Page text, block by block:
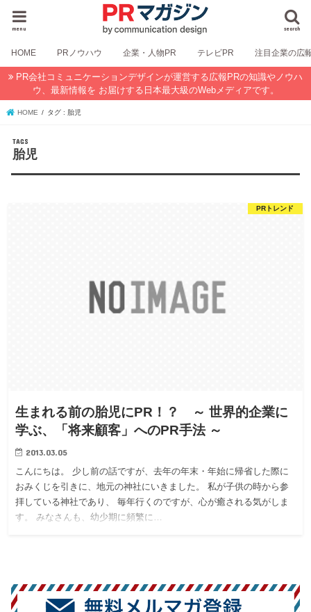
search
menu
HOME PRノウハウ 企業・人物PR テレビPR 注目企業の広
PR会社コミュニケーションデザインが運営する広報PRの知識やノウハ
ウ、最新情報を お届けする日本最大級のWebメディアです。
HOME タグ : 胎児
胎児
PRトレンド
生まれる前の胎児にPR！？ ～ 世界的企業に
学ぶ、「将来顧客」へのPR手法 ～
2013.03.05
こんにちは。 少し前の話ですが、去年の年末・年始に帰省した際に
おみくじを引きに、地元の神社にいきました。 私が子供の時から参
拝している神社であり、 毎年行くのですが、心が癒される気がしま
す。 みなさんも、幼少期に頻繁に…